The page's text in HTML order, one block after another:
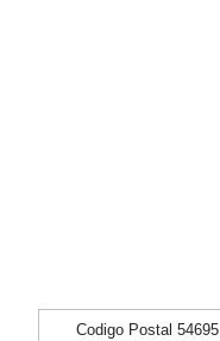
Codigo Postal 54695